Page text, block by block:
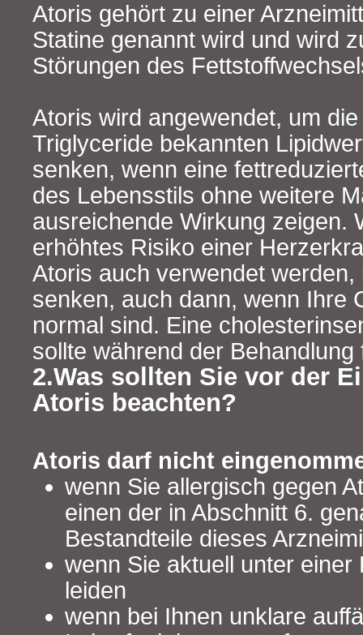
Atoris gehört zu einer
Statine genannt wird und wird
Störungen des
Atoris wird angewendet, um
Triglyceride bekannten
senken, wenn eine
des Lebensstils ohne weitere
ausreichende Wirkung zeigen.
erhöhtes Risiko einer
Atoris auch verwendet
senken, auch dann, wenn Ihre
normal sind. Eine
sollte während der
2.Was sollten Sie vor der
Atoris beachten?
Atoris darf nicht
wenn Sie allergisch gegen
einen der in Abschnitt 6.
Bestandteile dieses
wenn Sie aktuell unter einer
leiden
wenn bei Ihnen unklare